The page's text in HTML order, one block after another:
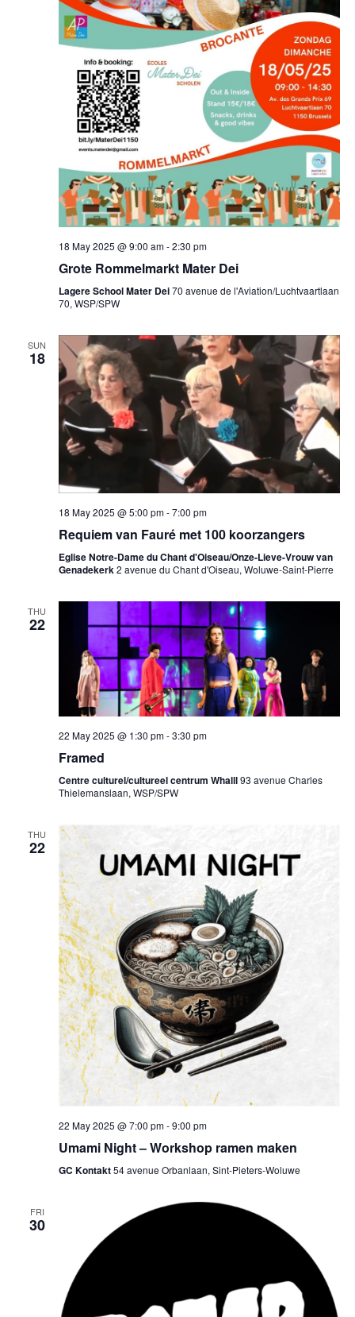
18 May 2025 @ 9:00 am-2:30 pm
Grote Rommelmarkt Mater Dei
Lagere School Mater Dei70 avenue de l'Aviation/Luchtvaartlaan
70, WSP/SPW
SUN
18
18 May 2025 @ 5:00 pm-7:00 pm
Requiem van Fauré met 100 koorzangers
Eglise Notre-Dame du Chant d'Oiseau/Onze-Lieve-Vrouw van
Genadekerk2 avenue du Chant d'Oiseau, Woluwe-Saint-Pierre
THU
22
22 May 2025 @ 1:30 pm-3:30 pm
Framed
Centre culturel/cultureel centrum Whalll93 avenue Charles
Thielemanslaan, WSP/SPW
THU
22
22 May 2025 @ 7:00 pm-9:00 pm
Umami Night – Workshop ramen maken
GC Kontakt54 avenue Orbanlaan, Sint-Pieters-Woluwe
FRI
30